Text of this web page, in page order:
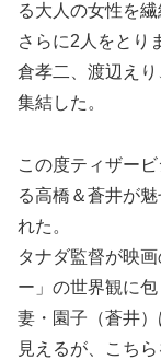
る大人の女性を繊
さらに2人をとり
倉孝二、渡辺え
集結した。
この度ティザー
る高橋＆蒼井が
れた。
タナダ監督が映
ー」の世界観に
妻・園子（蒼井
見えるが、こち